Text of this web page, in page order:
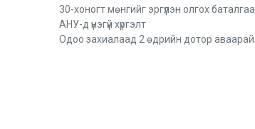
30-хоногт мөнгийг эргүүлэн олгох баталгаа
АНУ-д үнэгүй хүргэлт
Одоо захиалаад 2 өдрийн дотор аваарай